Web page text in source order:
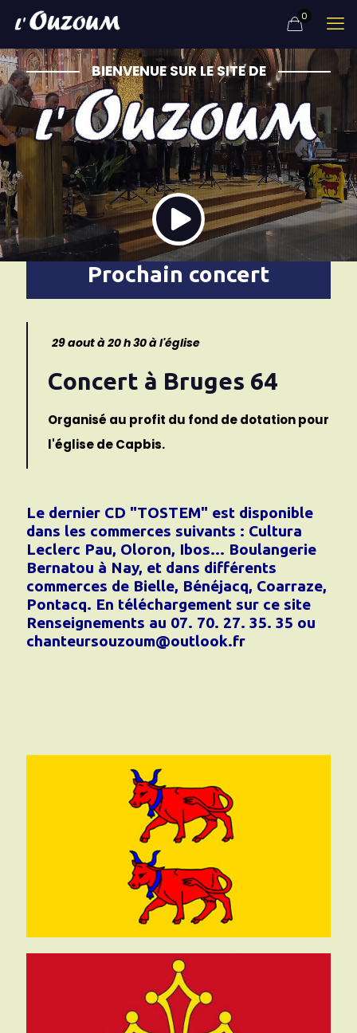
0
BIENVENUE SUR LE SITE DE
Prochain concert
29 aout à 20 h 30 à l'église
Concert à Bruges 64
Organisé au profit du fond de dotation pour
l'église de Capbis.
Le dernier CD "TOSTEM" est disponible
dans les commerces suivants : Cultura
Leclerc Pau, Oloron, Ibos... Boulangerie
Bernatou à Nay, et dans différents
commerces de Bielle, Bénéjacq, Coarraze,
Pontacq. En téléchargement sur ce site
Renseignements au 07. 70. 27. 35. 35 ou
chanteursouzoum@outlook.fr